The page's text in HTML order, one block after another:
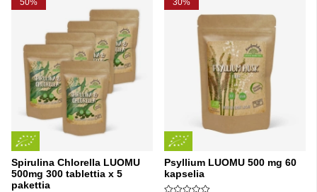
Spirulina Chlorella LUOMU
500mg 300 tablettia x 5
pakettia
Psyllium LUOMU 500 mg 60
kapselia